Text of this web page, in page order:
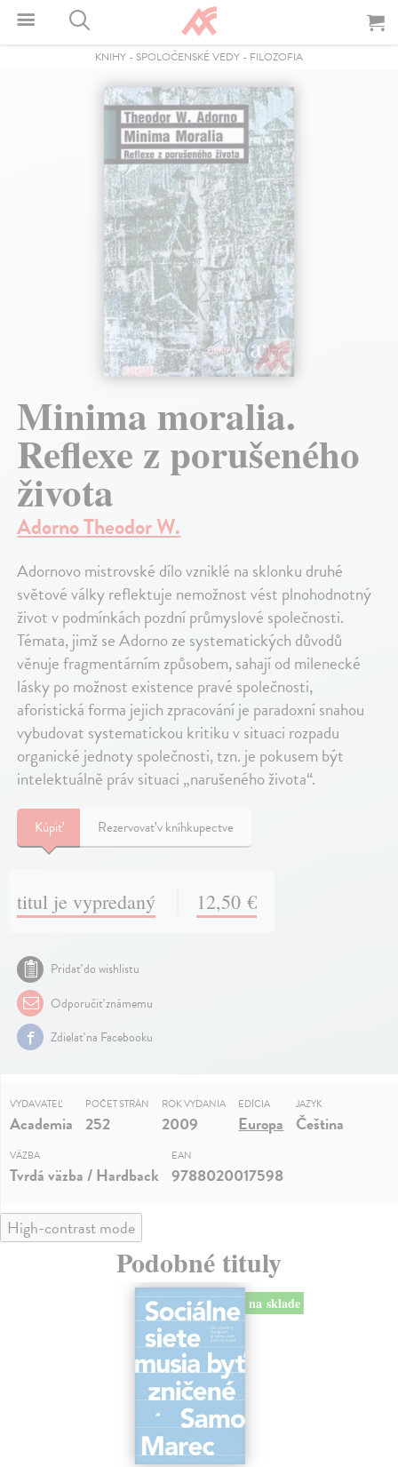
KNIHY - SPOLOČENSKÉ VEDY - FILOZOFIA
Minima moralia.
Reflexe z porušeného
života
Adorno Theodor W.
Adornovo mistrovské dílo vzniklé na sklonku druhé
světové války reflektuje nemožnost vést plnohodnotný
život v podmínkách pozdní průmyslové společnosti.
Témata, jimž se Adorno ze systematických důvodů
věnuje fragmentárním způsobem, sahají od milenecké
lásky po možnost existence pravé společnosti,
aforistická forma jejich zpracování je paradoxní snahou
vybudovat systematickou kritiku v situaci rozpadu
organické jednoty společnosti, tzn. je pokusem být
intelektuálně práv situaci „narušeného života“.
Kúpiť Rezervovať v kníhkupectve
titul je vypredaný 12,50 €
Pridať do wishlistu
Odporučiť známemu
Zdielať na Facebooku
VYDAVATEĽ
Academia
POČET STRÁN
252
ROK VYDANIA
2009
EDÍCIA
Europa
JAZYK
Čeština
VÄZBA
Tvrdá väzba / Hardback
EAN
9788020017598
High-contrast mode
Podobné tituly
na sklade